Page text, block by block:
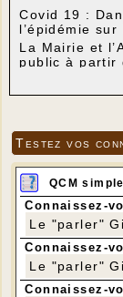
Covid 19 :
l’épidémie
La Mairie et
public à partir
Un accueil
LUNDI
Après-midi :
MARDI
Matin: 9H00 -
MERCREDI
Matin: 8H15 -
JEUDI
Après-midi:
VENDREDI
Matin : 9H00
Testez vos
QCM simple
Connaissez-
Le "parler"
Connaissez-
Le "parler"
Connaissez-